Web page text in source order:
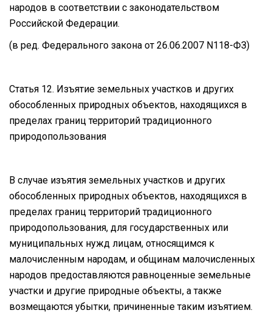
народов в соответствии с законодательством
Российской Федерации.
(в ред. Федерального закона от 26.06.2007 N118-ФЗ)
Статья 12. Изъятие земельных участков и других
обособленных природных объектов, находящихся в
пределах границ территорий традиционного
природопользования
В случае изъятия земельных участков и других
обособленных природных объектов, находящихся в
пределах границ территорий традиционного
природопользования, для государственных или
муниципальных нужд лицам, относящимся к
малочисленным народам, и общинам малочисленных
народов предоставляются равноценные земельные
участки и другие природные объекты, а также
возмещаются убытки, причиненные таким изъятием.